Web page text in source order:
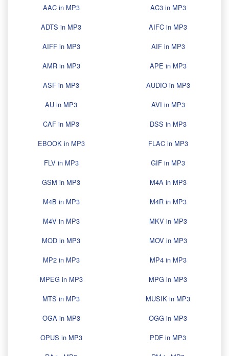
AAC in MP3
AC3 in MP3
ADTS in MP3
AIFC in MP3
AIFF in MP3
AIF in MP3
AMR in MP3
APE in MP3
ASF in MP3
AUDIO in MP3
AU in MP3
AVI in MP3
CAF in MP3
DSS in MP3
EBOOK in MP3
FLAC in MP3
FLV in MP3
GIF in MP3
GSM in MP3
M4A in MP3
M4B in MP3
M4R in MP3
M4V in MP3
MKV in MP3
MOD in MP3
MOV in MP3
MP2 in MP3
MP4 in MP3
MPEG in MP3
MPG in MP3
MTS in MP3
MUSIK in MP3
OGA in MP3
OGG in MP3
OPUS in MP3
PDF in MP3